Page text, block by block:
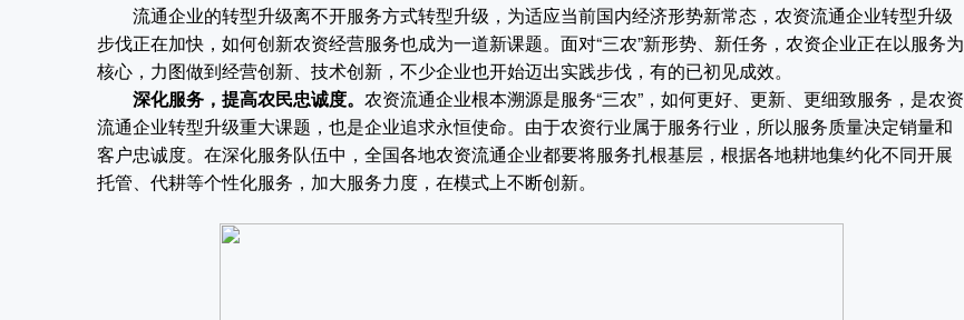
流通企业的转型升级离不开服务方式转型升级，为适应当前国内经济形势新常态，农资流通企业转型升级
步伐正在加快，如何创新农资经营服务也成为一道新课题。面对“三农”新形势、新任务，农资企业正在以服务为
核心，力图做到经营创新、技术创新，不少企业也开始迈出实践步伐，有的已初见成效。
深化服务，提高农民忠诚度。 农资流通企业根本溯源是服务“三农”，如何更好、更新、更细致服务，是农资
流通企业转型升级重大课题，也是企业追求永恒使命。由于农资行业属于服务行业，所以服务质量决定销量和
客户忠诚度。在深化服务队伍中，全国各地农资流通企业都要将服务扎根基层，根据各地耕地集约化不同开展
托管、代耕等个性化服务，加大服务力度，在模式上不断创新。